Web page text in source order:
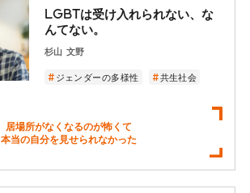
LGBTは受け入れられない、な
んてない。
杉山 文野
ジェンダーの多様性 共生社会
居場所がなくなるのが怖くて
本当の自分を見せられなかった